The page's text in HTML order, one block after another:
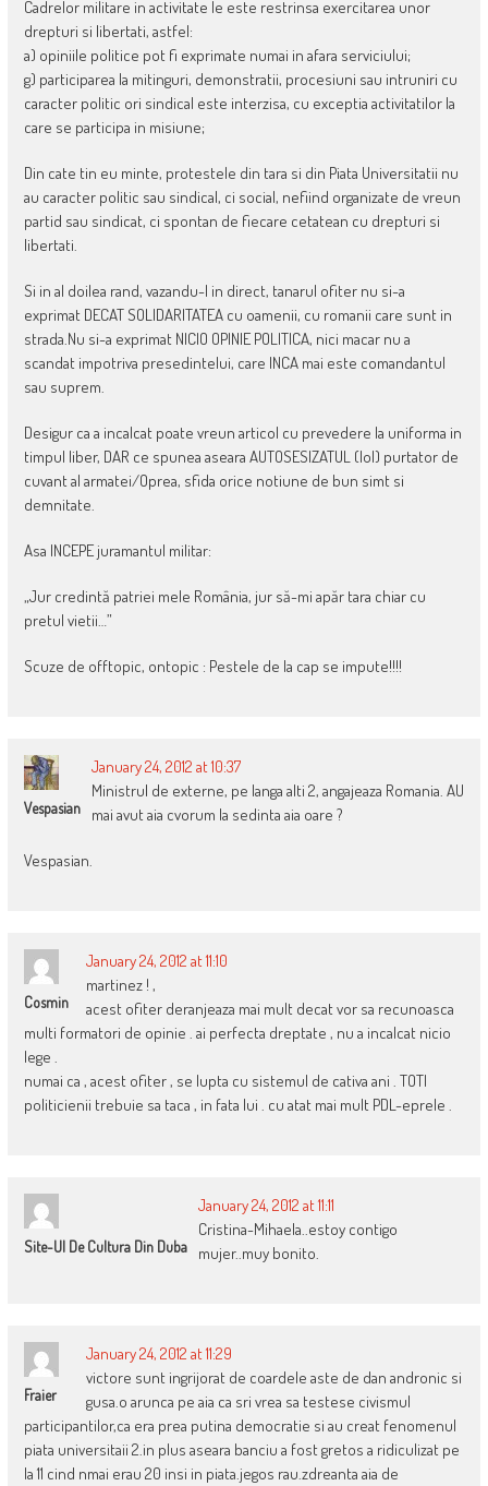
Cadrelor militare in activitate le este restrinsa exercitarea unor
drepturi si libertati, astfel:
a) opiniile politice pot fi exprimate numai in afara serviciului;
g) participarea la mitinguri, demonstratii, procesiuni sau intruniri cu
caracter politic ori sindical este interzisa, cu exceptia activitatilor la
care se participa in misiune;
Din cate tin eu minte, protestele din tara si din Piata Universitatii nu
au caracter politic sau sindical, ci social, nefiind organizate de vreun
partid sau sindicat, ci spontan de fiecare cetatean cu drepturi si
libertati.
Si in al doilea rand, vazandu-l in direct, tanarul ofiter nu si-a
exprimat DECAT SOLIDARITATEA cu oamenii, cu romanii care sunt in
strada.Nu si-a exprimat NICIO OPINIE POLITICA, nici macar nu a
scandat impotriva presedintelui, care INCA mai este comandantul
sau suprem.
Desigur ca a incalcat poate vreun articol cu prevedere la uniforma in
timpul liber, DAR ce spunea aseara AUTOSESIZATUL (lol) purtator de
cuvant al armatei/Oprea, sfida orice notiune de bun simt si
demnitate.
Asa INCEPE juramantul militar:
„Jur credintă patriei mele România, jur să-mi apăr tara chiar cu
pretul vietii…”
Scuze de offtopic, ontopic : Pestele de la cap se impute!!!!
Vespasian
January 24, 2012 at 10:37
Ministrul de externe, pe langa alti 2, angajeaza Romania. AU
mai avut aia cvorum la sedinta aia oare ?
Vespasian.
Cosmin
January 24, 2012 at 11:10
martinez ! ,
acest ofiter deranjeaza mai mult decat vor sa recunoasca
multi formatori de opinie . ai perfecta dreptate , nu a incalcat nicio
lege .
numai ca , acest ofiter , se lupta cu sistemul de cativa ani . TOTI
politicienii trebuie sa taca , in fata lui . cu atat mai mult PDL-eprele .
Site-Ul De Cultura Din Duba
January 24, 2012 at 11:11
Cristina-Mihaela..estoy contigo
mujer..muy bonito.
Fraier
January 24, 2012 at 11:29
victore sunt ingrijorat de coardele aste de dan andronic si
gusa.o arunca pe aia ca sri vrea sa testese civismul
participantilor,ca era prea putina democratie si au creat fenomenul
piata universitaii 2.in plus aseara banciu a fost gretos a ridiculizat pe
la 11 cind nmai erau 20 insi in piata.jegos rau.zdreanta aia de